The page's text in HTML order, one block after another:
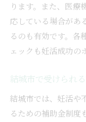
ります。また、医療
応している場合があ
るのも有効です。各
ェックも妊活成功の
結城市で受けられ
結城市では、妊活や
るための補助金制度